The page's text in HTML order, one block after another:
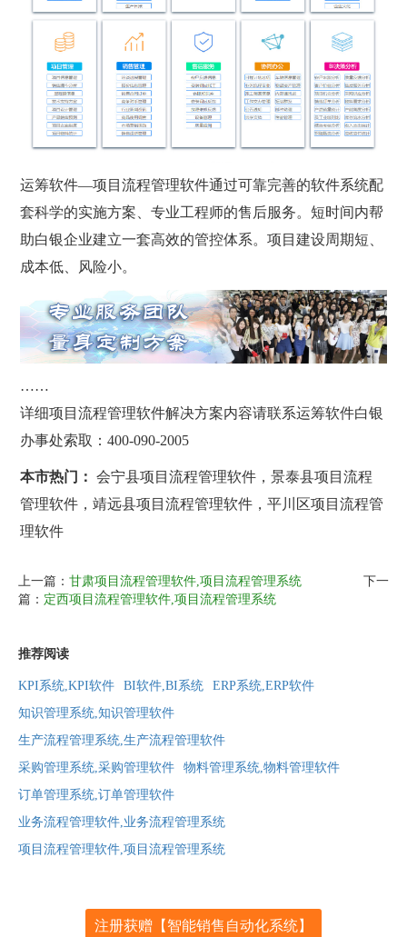
运筹软件—项目流程管理软件通过可靠完善的软件系统配
套科学的实施方案、专业工程师的售后服务。短时间内帮
助白银企业建立一套高效的管控体系。项目建设周期短、
成本低、风险小。
……
详细项目流程管理软件解决方案内容请联系运筹软件白银
办事处索取：400-090-2005
本市热门： 会宁县项目流程管理软件，景泰县项目流程
管理软件，靖远县项目流程管理软件，平川区项目流程管
理软件
上一篇： 甘肃项目流程管理软件,项目流程管理系统
下一
篇： 定西项目流程管理软件,项目流程管理系统
推荐阅读
KPI系统,KPI软件 BI软件,BI系统
ERP系统,ERP软件
知识管理系统,知识管理软件
生产流程管理系统,生产流程管理软件
采购管理系统,采购管理软件
物料管理系统,物料管理软件
订单管理系统,订单管理软件
业务流程管理软件,业务流程管理系统
项目流程管理软件,项目流程管理系统
注册获赠【智能销售自动化系统】